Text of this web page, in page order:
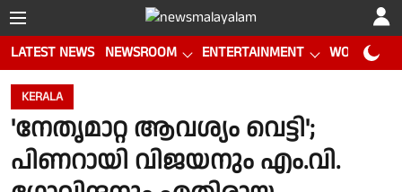
LATEST NEWS NEWSROOM ENTERTAINMENT WORLD CUP
KERALA
'നേതൃമാറ്റ ആവശ്യം വെട്ടി';
പിണറായി വിജയനും എം.വി.